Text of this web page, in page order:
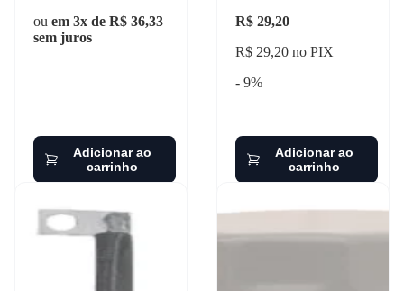
ou em 3x de R$ 36,33
sem juros
Adicionar ao
carrinho
R$ 29,20
R$ 29,20 no PIX
- 9%
Adicionar ao
carrinho